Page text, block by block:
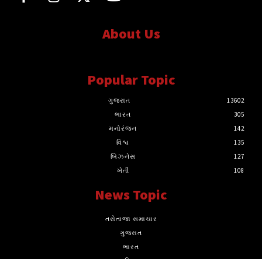
About Us
Popular Topic
ગુજરાત
13602
ભારત
305
મનોરંજન
142
વિશ્વ
135
બિઝનેસ
127
ખેતી
108
News Topic
તરોતાજા સમાચાર
ગુજરાત
ભારત